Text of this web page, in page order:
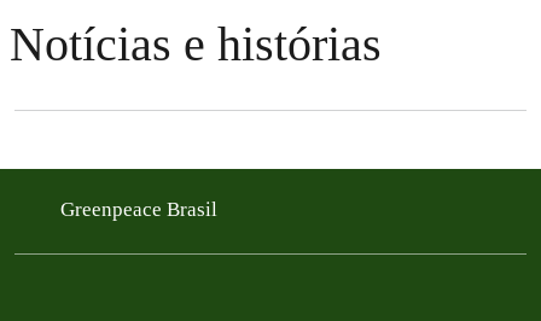
Notícias e histórias
Filter posts
Greenpeace Brasil